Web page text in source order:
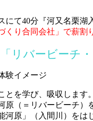
にて40分『河又名栗湖
り合同会社」で薪割
リバービーチ
を学び、吸収します。
原（＝リバービーチ
原」（入間川）をは